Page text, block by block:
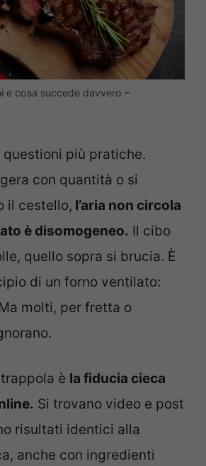
e cosa succede davvero –
questioni più pratiche.
con quantità o si
il cestello, l’aria non circola
è disomogeneo. Il cibo
quello sopra si brucia. È
di un forno ventilato:
molti, per fretta o
è la fiducia cieca
Si trovano video e post
risultati identici alla
anche con ingredienti